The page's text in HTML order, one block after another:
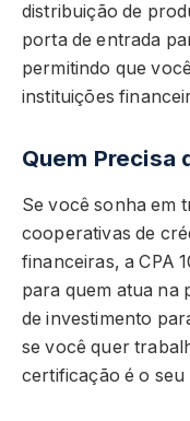
distribuição de
porta de entrada
permitindo que
instituições
Quem Precisa
Se você sonha em
cooperativas de
financeiras, a CPA
para quem atua na
de investimento
se você quer
certificação é o seu